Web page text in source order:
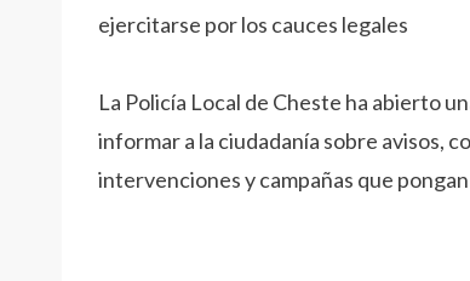
ejercitarse por los cauces legales
La Policía Local de Cheste ha abierto
informar a la ciudadanía sobre avisos,
intervenciones y campañas que